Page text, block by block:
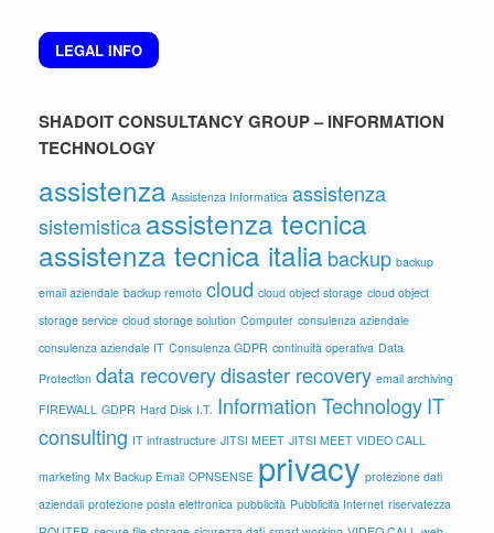
LEGAL INFO
SHADOIT CONSULTANCY GROUP – INFORMATION
TECHNOLOGY
assistenza Assistenza Informatica assistenza
sistemisticaassistenza tecnica
assistenza tecnica italia backup backup
email aziendale backup remoto cloud cloud object storage cloud object
storage service cloud storage solution Computer consulenza aziendale
consulenza aziendale IT Consulenza GDPR continuità operativa Data
Protection data recoverydisaster recovery email archiving
FIREWALL GDPR Hard Disk I.T. Information TechnologyIT
consulting IT infrastructure JITSI MEET JITSI MEET VIDEO CALL
marketing Mx Backup Email OPNSENSE privacy protezione dati
aziendali protezione posta elettronica pubblicità Pubblicità Internet riservatezza